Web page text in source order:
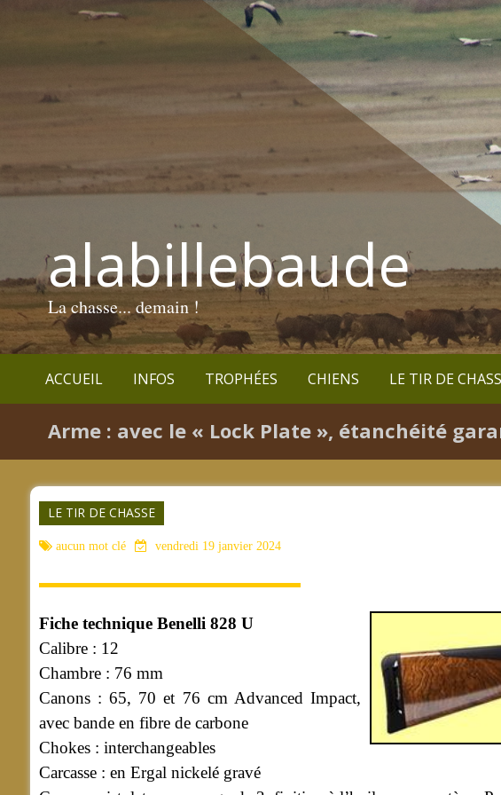
alabillebaude
La chasse... demain !
ACCUEIL INFOS TROPHÉES CHIENS LE TIR DE
Arme : avec le « Lock Plate », étanchéité
LE TIR DE CHASSE
aucun mot clé vendredi 19 janvier 2024
Fiche technique Benelli 828 U
Calibre : 12
Chambre : 76 mm
Canons : 65, 70 et 76 cm Advanced Impact,
avec bande en fibre de carbone
Chokes : interchangeables
Carcasse : en Ergal nickelé gravé